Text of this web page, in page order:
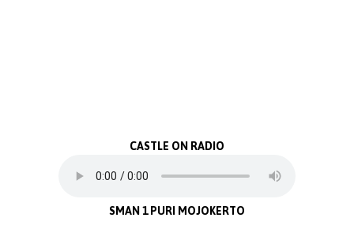
CASTLE ON RADIO
SMAN 1 PURI MOJOKERTO